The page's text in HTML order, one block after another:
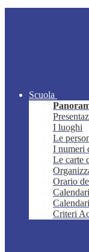
Scuola
I luoghi
Le
I numeri
Le carte
Orario
Criteri